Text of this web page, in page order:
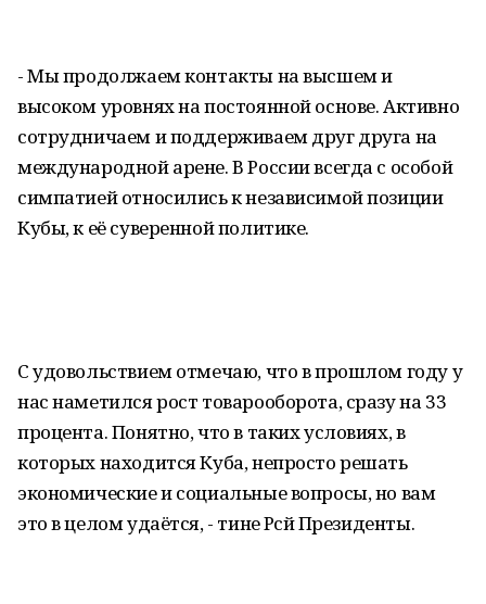
- Мы продолжаем контакты на высшем и
высоком уровнях на постоянной основе. Активно
сотрудничаем и поддерживаем друг друга на
международной арене. В России всегда с особой
симпатией относились к независимой позиции
Кубы, к её суверенной политике.
С удовольствием отмечаю, что в прошлом году у
нас наметился рост товарооборота, сразу на 33
процента. Понятно, что в таких условиях, в
которых находится Куба, непросто решать
экономические и социальные вопросы, но вам
это в целом удаётся, - тине Рәсәй Президенты.